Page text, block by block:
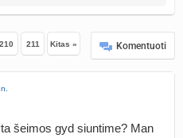
210 211 Kitas » Komentuoti
šeimos gyd siuntime? Man